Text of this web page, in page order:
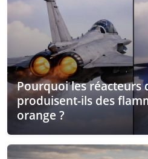
Pourquoi les réacteurs
produisent-ils des
orange ?